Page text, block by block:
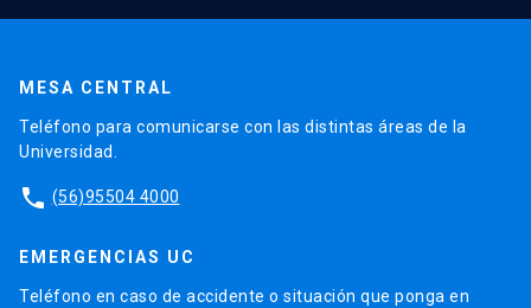
MESA CENTRAL
Teléfono para comunicarse con las distintas áreas de la
Universidad.
phone (56)95504 4000
EMERGENCIAS UC
Teléfono en caso de accidente o situación que ponga en